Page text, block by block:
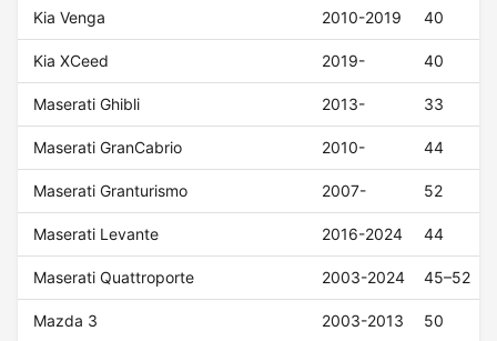
Kia Venga 2010-2019 40
Kia XCeed 2019- 40
Maserati Ghibli 2013- 33
Maserati GranCabrio 2010- 44
Maserati Granturismo 2007- 52
Maserati Levante 2016-2024 44
Maserati Quattroporte 2003-2024 45–52
Mazda 3 2003-2013 50